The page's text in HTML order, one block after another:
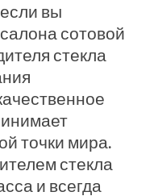
вы
сотовой
стекла
точки мира.
стекла
и всегда